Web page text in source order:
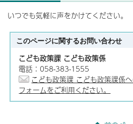
いつでも気軽に声をかけてください。
このページに関するお問い合わせ
こども政策課 こども政策係
電話：058-383-1555
こども政策課 こども政策課係
フォームをご利用ください。